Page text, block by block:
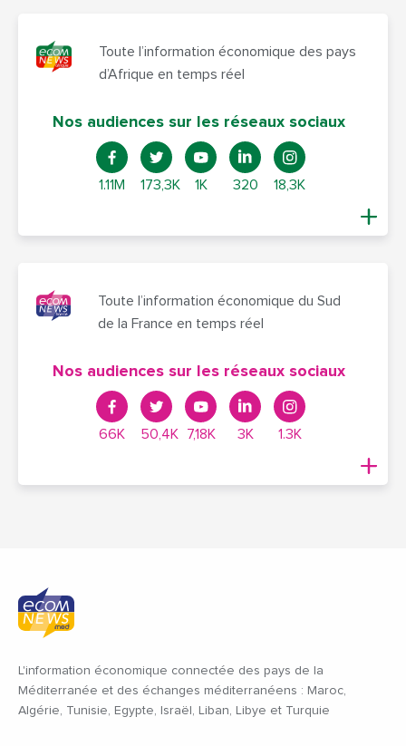
Toute l’information économique des pays
d’Afrique en temps réel
Nos audiences sur les réseaux sociaux
1.11M 173,3K 1K 320 18,3K
Toute l’information économique du Sud
de la France en temps réel
Nos audiences sur les réseaux sociaux
66K 50,4K 7,18K 3K 1.3K
L'information économique connectée des pays de la
Méditerranée et des échanges méditerranéens : Maroc,
Algérie, Tunisie, Egypte, Israël, Liban, Libye et Turquie